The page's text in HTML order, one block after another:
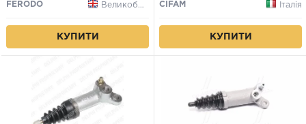
FERODO
Великобританія
КУПИТИ
CIFAM
Італія
КУПИТИ